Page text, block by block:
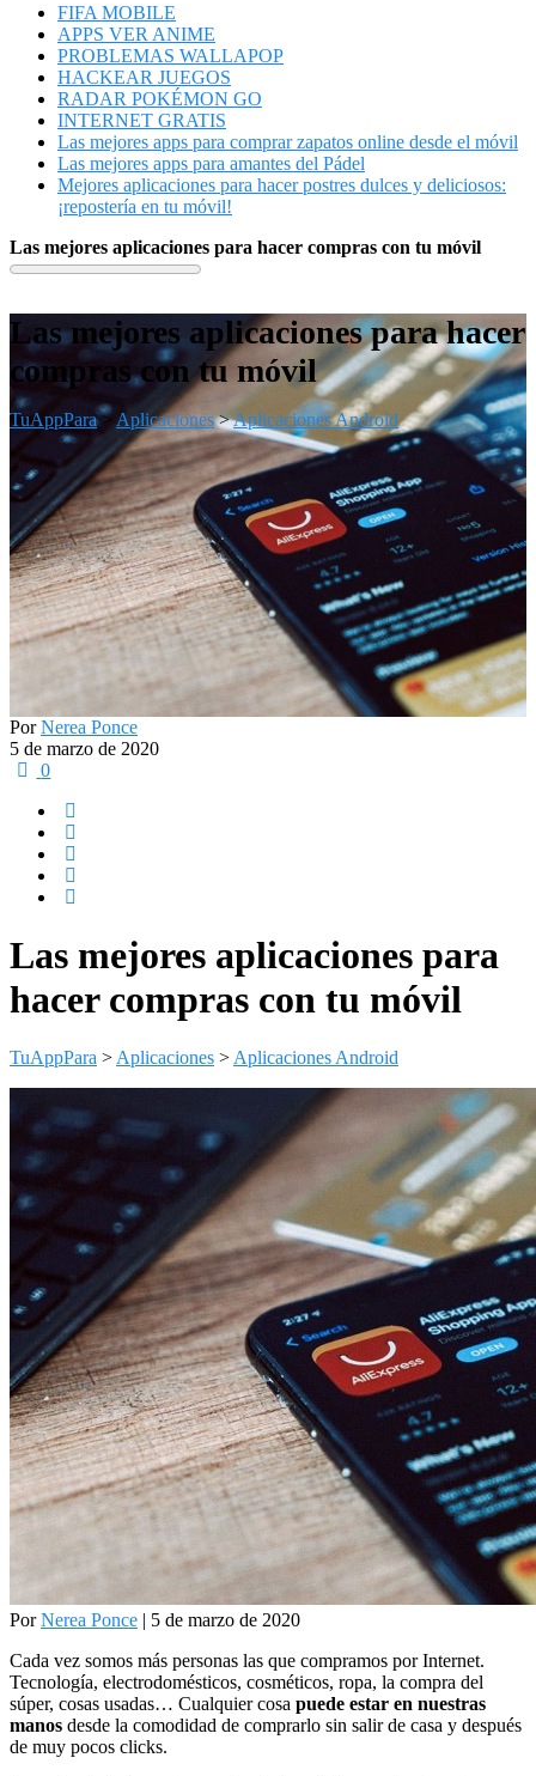
FIFA MOBILE
APPS VER ANIME
PROBLEMAS WALLAPOP
HACKEAR JUEGOS
RADAR POKÉMON GO
INTERNET GRATIS
Las mejores apps para comprar zapatos online desde el móvil
Las mejores apps para amantes del Pádel
Mejores aplicaciones para hacer postres dulces y deliciosos:
¡repostería en tu móvil!
Las mejores aplicaciones para hacer compras con tu móvil
Las mejores aplicaciones para hacer
compras con tu móvil
TuAppPara> Aplicaciones>Aplicaciones Android
PorNerea Ponce
5 de marzo de 2020
0
Las mejores aplicaciones para
hacer compras con tu móvil
TuAppPara > Aplicaciones > Aplicaciones Android
PorNerea Ponce | 5 de marzo de 2020
Cada vez somos más personas las que compramos por Internet.
Tecnología, electrodomésticos, cosméticos, ropa, la compra del
súper, cosas usadas… Cualquier cosa puede estar en nuestras
manos desde la comodidad de comprarlo sin salir de casa y después
de muy pocos clicks.